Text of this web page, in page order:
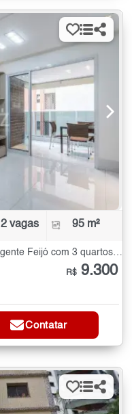
2 vagas 95 m²
Apartamento para Alugar na Vila Regente Feijó com 3 quartos - 95 m²
R$ 9.300
Contatar